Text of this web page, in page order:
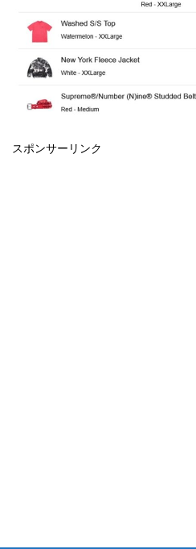
スポンサーリンク